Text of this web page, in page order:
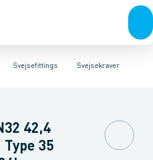
stålGalvaniseret stålPlastIndustri
SvejsefittingsLevnedsmiddel fittings
Svejsekraver
Koncentriske reduktioner
42,4
Type 35